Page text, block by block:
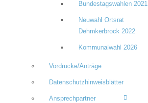
Bundestagswahlen 2021
Neuwahl Ortsrat
Dehmkerbrock 2022
Kommunalwahl 2026
Vordrucke/Anträge
Datenschutzhinweisblätter
Ansprechpartner